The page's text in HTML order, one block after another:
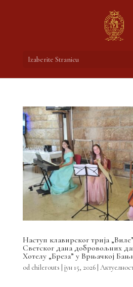
Izaberite Stranicu
Наступ клавирског трија
Светског дана добровољних
Хотелу „Бреза” у Врњачкој
od chilerouts јун 15, 2026|